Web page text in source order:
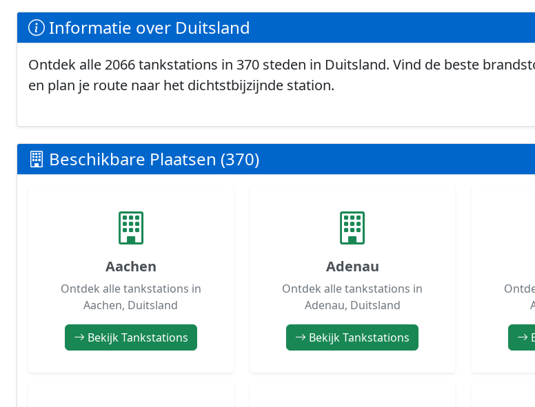
Informatie over Duitsland
Ontdek alle 2066 tankstations in 370 steden in Duitsland. Vind de beste
en plan je route naar het dichtstbijzijnde station.
Beschikbare Plaatsen (370)
Aachen
Ontdek alle tankstations in
Aachen, Duitsland
Bekijk Tankstations
Adenau
Ontdek alle tankstations in
Adenau, Duitsland
Bekijk Tankstations